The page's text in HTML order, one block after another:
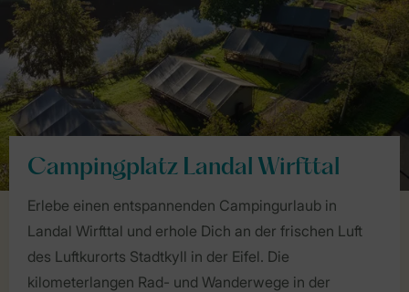
Campingplatz Landal Wirfttal
Erlebe einen entspannenden Campingurlaub in
Landal Wirfttal und erhole Dich an der frischen Luft
des Luftkurorts Stadtkyll in der Eifel. Die
kilometerlangen Rad- und Wanderwege in der